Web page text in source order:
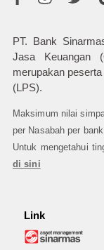
PT. Bank
Jasa Keuangan
merupakan
(LPS).
Maksimum nilai
per Nasabah per
Untuk mengetahui
di sini
Link